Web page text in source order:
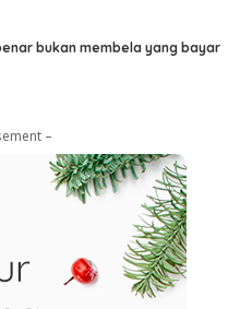
bukan membela yang bayar
–